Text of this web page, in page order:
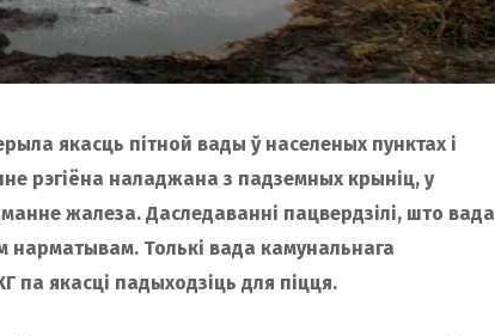
якасць пітной вады ў населеных пунктах і
рэгіёна наладжана з падземных крыніц, у
жалеза. Даследаванні пацвердзілі, што вада
нарматывам. Толькі вада камунальнага
па якасці падыходзіць для піцця.